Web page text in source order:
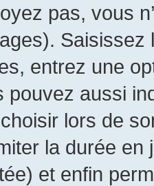
pas, vous
entrez une
pouvez aussi
lors de
la durée
et enfin